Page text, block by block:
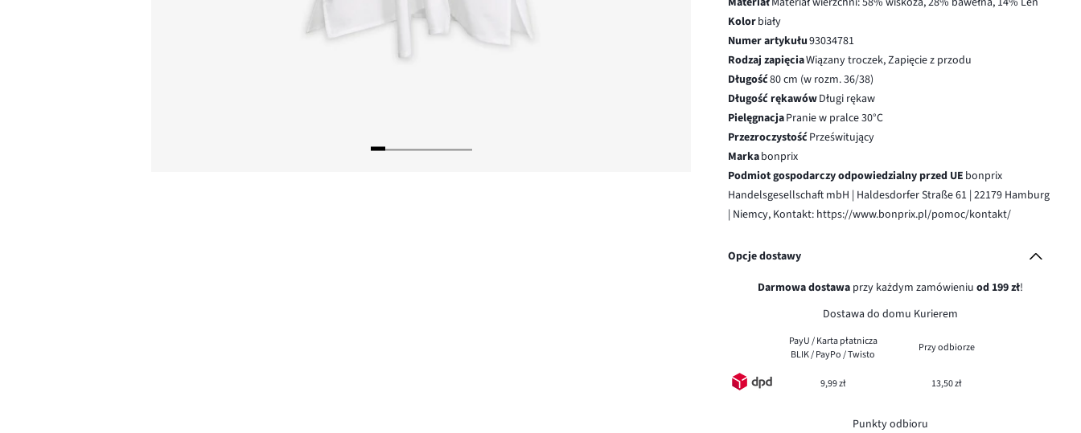
Kolorbiały
Numer artykułu93034781
Rodzaj zapięciaWiązany troczek, Zapięcie z przodu
Długość80 cm (w rozm. 36/38)
Długość rękawówDługi rękaw
PielęgnacjaPranie w pralce 30°C
PrzezroczystośćPrześwitujący
Markabonprix
Podmiot gospodarczy odpowiedzialny przed UE bonprix
Handelsgesellschaft mbH | Haldesdorfer Straße 61 | 22179 Hamburg
| Niemcy, Kontakt: https://www.bonprix.pl/pomoc/kontakt/
Opcje dostawy
Darmowa dostawaprzy każdym zamówieniu od 199 zł!
Dostawa do domu Kurierem
PayU / Karta płatnicza
BLIK / PayPo / Twisto
Przy odbiorze
9,99 zł 13,50 zł
Punkty odbioru